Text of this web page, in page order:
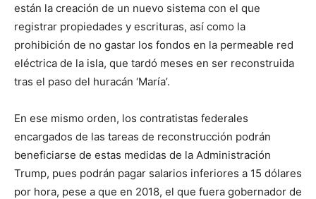
están la creación de un nuevo sistema con el que
registrar propiedades y escrituras, así como la
prohibición de no gastar los fondos en la permeable red
eléctrica de la isla, que tardó meses en ser reconstruida
tras el paso del huracán ‘María’.
En ese mismo orden, los contratistas federales
encargados de las tareas de reconstrucción podrán
beneficiarse de estas medidas de la Administración
Trump, pues podrán pagar salarios inferiores a 15 dólares
por hora, pese a que en 2018, el que fuera gobernador de